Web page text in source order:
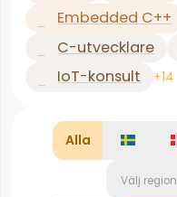
Embedded C++
C-utvecklare
IoT-konsult
+14
Alla
Välj region